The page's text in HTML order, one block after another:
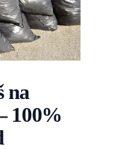
na
100%